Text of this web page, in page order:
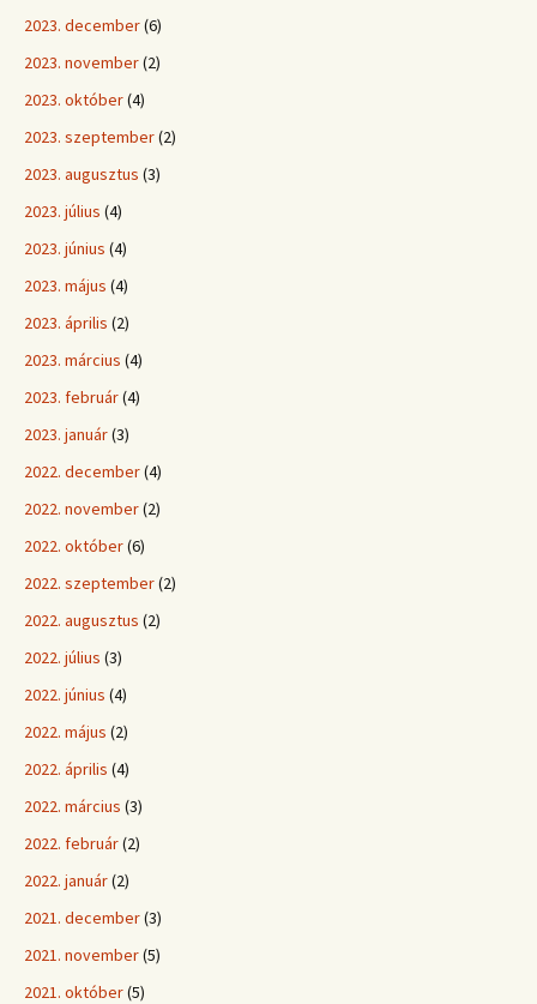
2023. december(6)
2023. november(2)
2023. október(4)
2023. szeptember(2)
2023. augusztus (3)
2023. július (4)
2023. június (4)
2023. május (4)
2023. április (2)
2023. március (4)
2023. február(4)
2023. január(3)
2022. december(4)
2022. november(2)
2022. október(6)
2022. szeptember(2)
2022. augusztus (2)
2022. július (3)
2022. június (4)
2022. május (2)
2022. április (4)
2022. március (3)
2022. február(2)
2022. január(2)
2021. december(3)
2021. november(5)
2021. október(5)